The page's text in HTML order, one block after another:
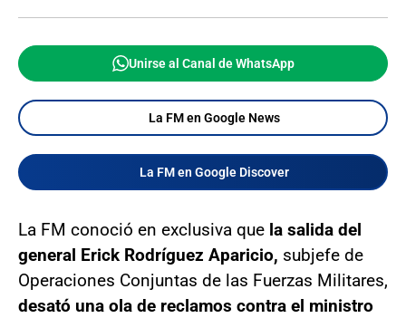
Unirse al Canal de WhatsApp
La FM en Google News
La FM en Google Discover
La FM conoció en exclusiva que la salida del
general Erick Rodríguez Aparicio, subjefe de
Operaciones Conjuntas de las Fuerzas Militares,
desató una ola de reclamos contra el ministro